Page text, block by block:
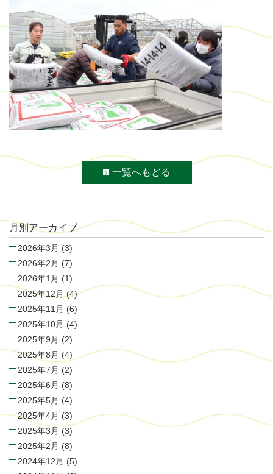
一覧へもどる
月別アーカイブ
2026年3月 (3)
2026年2月 (7)
2026年1月 (1)
2025年12月(4)
2025年11月 (6)
2025年10月 (4)
2025年9月 (2)
2025年8月 (4)
2025年7月 (2)
2025年6月 (8)
2025年5月 (4)
2025年4月 (3)
2025年3月 (3)
2025年2月 (8)
2024年12月 (5)